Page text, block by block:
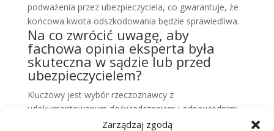
Zarządzaj zgodą
podważenia przez ubezpieczyciela, co gwarantuje, że
końcowa kwota odszkodowania będzie sprawiedliwa.
Na co zwrócić uwagę, aby
fachowa opinia eksperta była
skuteczna w sądzie lub przed
ubezpieczycielem?
Kluczowy jest wybór rzeczoznawcy z
udokumentowanym doświadczeniem i odpowiednimi
certyfikatami. MOTOEXPERT posiada 30 lat